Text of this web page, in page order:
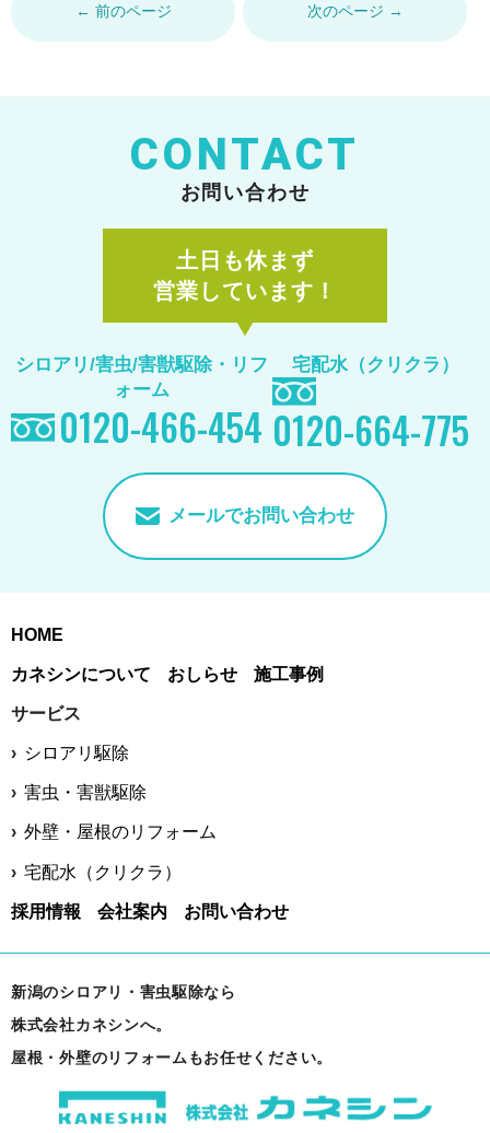
← 前のページ 次のページ →
CONTACT
お問い合わせ
土日も休まず
営業しています！
シロアリ/害虫/害獣駆除・リフ
ォーム
0120-466-454
宅配水（クリクラ）
0120-664-775
メールでお問い合わせ
HOME
カネシンについて おしらせ 施工事例
サービス
シロアリ駆除
害虫・害獣駆除
外壁・屋根のリフォーム
宅配水（クリクラ）
採用情報 会社案内 お問い合わせ
新潟のシロアリ・害虫駆除なら
株式会社カネシンへ。
屋根・外壁のリフォームもお任せください。